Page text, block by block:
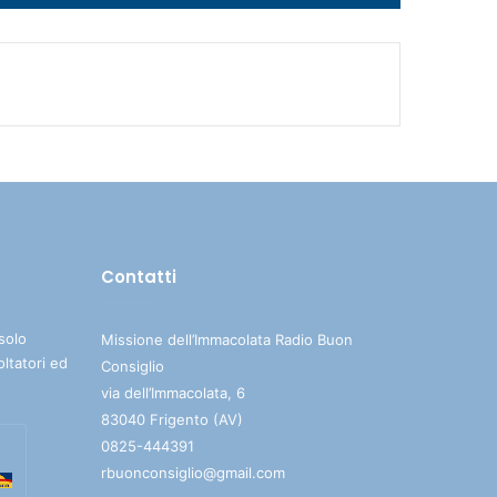
i
ed
Contatti
Missione dell’Immacolata Radio Buon
Consiglio
via dell’Immacolata, 6
83040 Frigento (AV)
0825-444391
rbuonconsiglio@gmail.com